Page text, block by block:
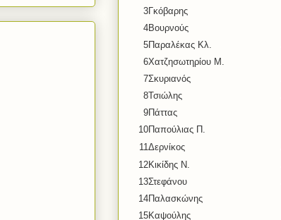
3Γκόβαρης
4Βουρνούς
5Παραλέκας Κλ.
6Χατζησωτηρίου Μ.
7Σκυριανός
8Τσιώλης
9Πάττας
10Παπούλιας Π.
11Δερνίκος
12Κικίδης Ν.
13Στεφάνου
14Παλασκώνης
15Καψούλης